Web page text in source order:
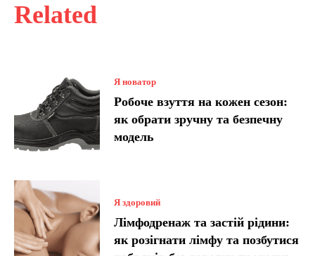
Related
Я новатор
Робоче взуття на кожен сезон:
як обрати зручну та безпечну
модель
Я здоровий
Лімфодренаж та застій рідини:
як розігнати лімфу та позбутися